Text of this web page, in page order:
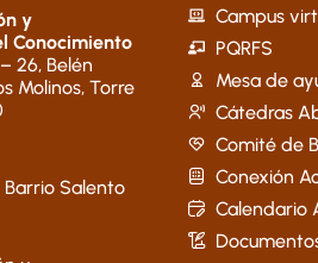
y
Conocimiento
26, Belén
Molinos, Torre
Barrio Salento
Campus
PQRFS
Mesa de
Cátedras
Comité de
Conexión
Calendario